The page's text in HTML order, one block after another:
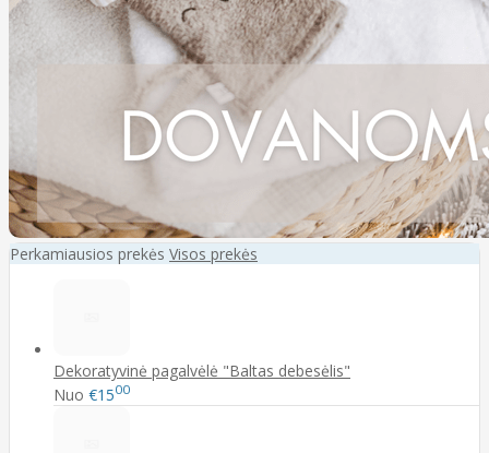
Perkamiausios prekės Visos prekės
Dekoratyvinė pagalvėlė "Baltas debesėlis"
Nuo €1500